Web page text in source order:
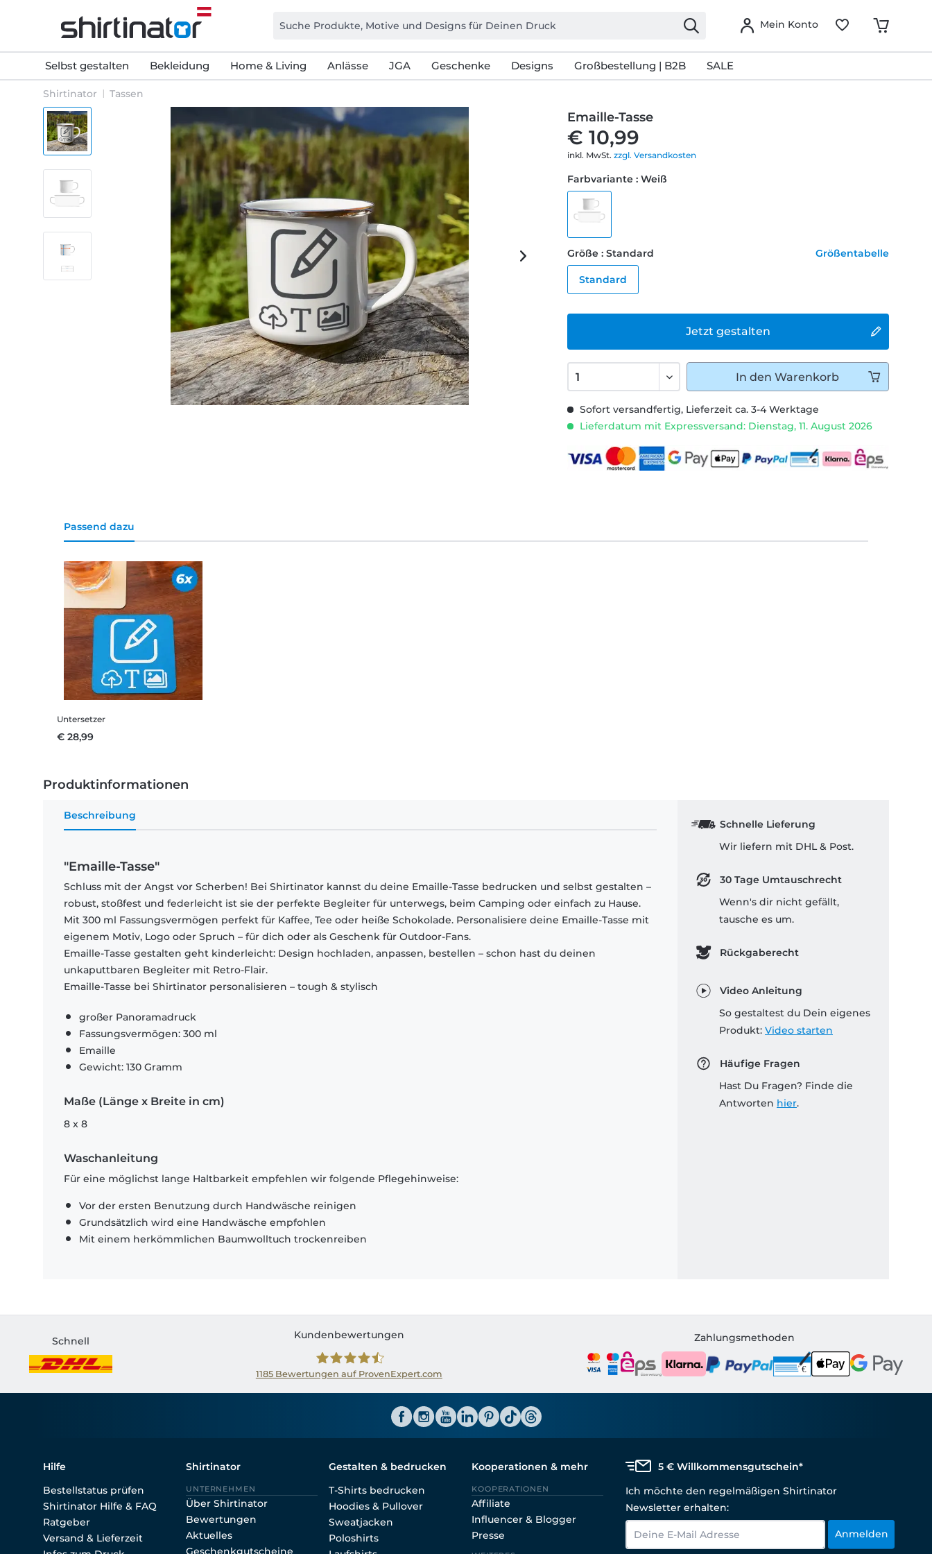
Mein Konto
Selbst gestalten Bekleidung Home & Living Anlässe JGA Geschenke Designs Großbestellung | B2B SALE
Shirtinator Tassen
Emaille-Tasse
€ 10,99
inkl. MwSt.zzgl. Versandkosten
Sofort versandfertig, Lieferzeit ca. 3-4 Werktage
Lieferdatum mit Expressversand: Dienstag, 11. August 2026
Jetzt gestalten
Farbvariante : Weiß
Größe : Standard Größentabelle
Standard
In den Warenkorb
Passend dazu
Untersetzer
€ 28,99
Produktinformationen
Beschreibung
"Emaille-Tasse"
Schluss mit der Angst vor Scherben! Bei Shirtinator kannst du deine Emaille-Tasse bedrucken und selbst gestalten –
robust, stoßfest und federleicht ist sie der perfekte Begleiter für unterwegs, beim Camping oder einfach zu Hause.
Mit 300 ml Fassungsvermögen perfekt für Kaffee, Tee oder heiße Schokolade. Personalisiere deine Emaille-Tasse mit
eigenem Motiv, Logo oder Spruch – für dich oder als Geschenk für Outdoor-Fans.
Emaille-Tasse gestalten geht kinderleicht: Design hochladen, anpassen, bestellen – schon hast du deinen
unkaputtbaren Begleiter mit Retro-Flair.
Emaille-Tasse bei Shirtinator personalisieren – tough & stylisch
großer Panoramadruck
Fassungsvermögen: 300 ml
Emaille
Gewicht: 130 Gramm
Maße (Länge x Breite in cm)
8 x 8
Waschanleitung
Für eine möglichst lange Haltbarkeit empfehlen wir folgende Pflegehinweise:
Vor der ersten Benutzung durch Handwäsche reinigen
Grundsätzlich wird eine Handwäsche empfohlen
Mit einem herkömmlichen Baumwolltuch trockenreiben
Schnelle Lieferung
Wir liefern mit DHL & Post.
30 Tage Umtauschrecht
Wenn's dir nicht gefällt,
tausche es um.
Rückgaberecht
Video Anleitung
So gestaltest du Dein eigenes
Produkt: Video starten
Häufige Fragen
Hast Du Fragen? Finde die
Antworten hier.
Schnell
Kundenbewertungen
1185Bewertungen auf ProvenExpert.com
Zahlungsmethoden
Hilfe
Bestellstatus prüfen
Shirtinator Hilfe & FAQ
Ratgeber
Versand & Lieferzeit
Shirtinator
UNTERNEHMEN
Über Shirtinator
Bewertungen
Aktuelles
Geschenkgutscheine
Gestalten & bedrucken
T-Shirts bedrucken
Hoodies & Pullover
Sweatjacken
Poloshirts
Kooperationen & mehr
KOOPERATIONEN
Affiliate
Influencer & Blogger
Presse
5 € Willkommensgutschein*
Ich möchte den regelmäßigen Shirtinator
Newsletter erhalten:
Anmelden